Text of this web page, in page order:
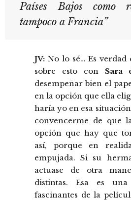
Países Bajos como
tampoco a Francia”
JV: No lo sé… Es
sobre esto conSara
desempeñar bien el
en la opción que ella
haría yo en esa
convencerme de que
opción que hay que
así, porque en
empujada. Si su
actuase de otra
distintas. Esa es
fascinantes de la